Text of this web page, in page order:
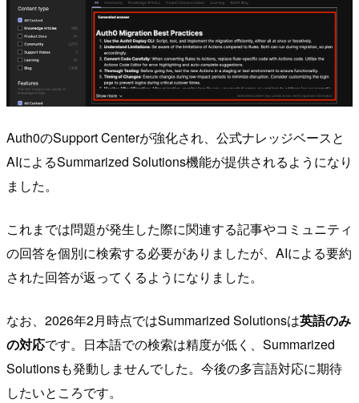
Auth0のSupport Centerが強化され、公式ナレッジベースと
AIによるSummarized Solutions機能が提供されるようになり
ました。
これまでは問題が発生した際に関連する記事やコミュニティ
の回答を個別に検索する必要がありましたが、AIによる要約
された回答が返ってくるようになりました。
なお、2026年2月時点ではSummarized Solutionsは英語のみ
の対応です。日本語での検索は精度が低く、Summarized
Solutionsも発動しませんでした。今後の多言語対応に期待
したいところです。